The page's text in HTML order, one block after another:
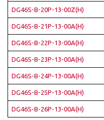
DG46S-B-20P-13-00Z(H)
DG46S-B-21P-13-00A(H)
DG46S-B-22P-13-00A(H)
DG46S-B-23P-13-00A(H)
DG46S-B-24P-13-00A(H)
DG46S-B-25P-13-00A(H)
DG46S-B-26P-13-00A(H)